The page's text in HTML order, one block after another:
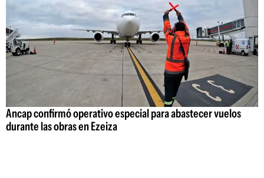
Ancap confirmó operativo especial para abastecer vuelos
durante las obras en Ezeiza